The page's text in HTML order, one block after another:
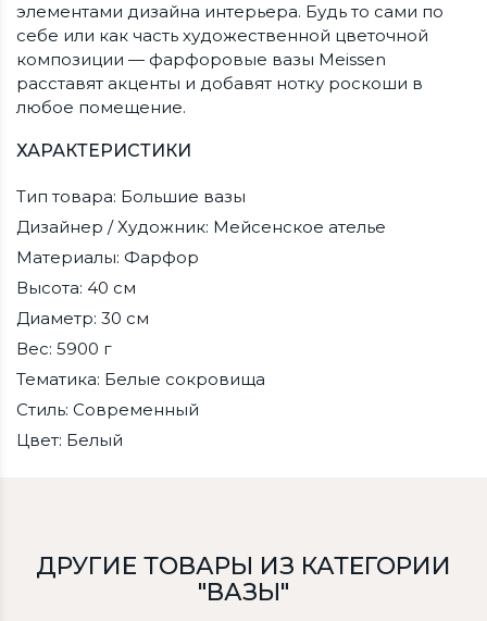
элементами дизайна интерьера. Будь то сами по
себе или как часть художественной цветочной
композиции — фарфоровые вазы Meissen
расставят акценты и добавят нотку роскоши в
любое помещение.
ХАРАКТЕРИСТИКИ
Тип товара: Большие вазы
Дизайнер / Художник: Мейсенское ателье
Материалы: Фарфор
Высота: 40 см
Диаметр: 30 см
Вес: 5900 г
Тематика: Белые сокровища
Стиль: Современный
Цвет: Белый
ДРУГИЕ ТОВАРЫ ИЗ КАТЕГОРИИ
"ВАЗЫ"